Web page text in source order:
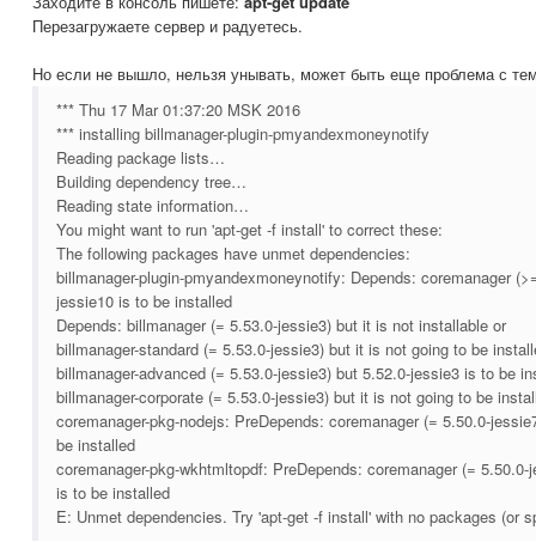
Перезагружаете сервер и радуетесь.
Но если не вышло, нельзя унывать, может быть еще проблема с
*** Thu 17 Mar 01:37:20 MSK 2016
*** installing billmanager-plugin-pmyandexmoneynotify
Reading package lists…
Building dependency tree…
Reading state information…
You might want to run 'apt-get -f install' to correct these:
The following packages have unmet dependencies:
billmanager-plugin-pmyandexmoneynotify: Depends: coremanager
jessie10 is to be installed
Depends: billmanager (= 5.53.0-jessie3) but it is not installable or
billmanager-standard (= 5.53.0-jessie3) but it is not going to be
billmanager-advanced (= 5.53.0-jessie3) but 5.52.0-jessie3 is to be
billmanager-corporate (= 5.53.0-jessie3) but it is not going to be
coremanager-pkg-nodejs: PreDepends: coremanager (= 5.50.0-
be installed
coremanager-pkg-wkhtmltopdf: PreDepends: coremanager (=
is to be installed
E: Unmet dependencies. Try 'apt-get -f install' with no packages (or